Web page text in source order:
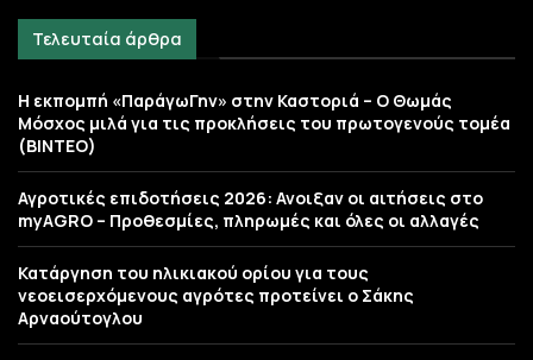
Τελευταία άρθρα
Η εκπομπή «ΠαράγωΓην» στην Καστοριά – Ο Θωμάς
Μόσχος μιλά για τις προκλήσεις του πρωτογενούς τομέα
(ΒΙΝΤΕΟ)
Αγροτικές επιδοτήσεις 2026: Ανοιξαν οι αιτήσεις στο
myAGRO – Προθεσμίες, πληρωμές και όλες οι αλλαγές
Κατάργηση του ηλικιακού ορίου για τους
νεοεισερχόμενους αγρότες προτείνει ο Σάκης
Αρναούτογλου